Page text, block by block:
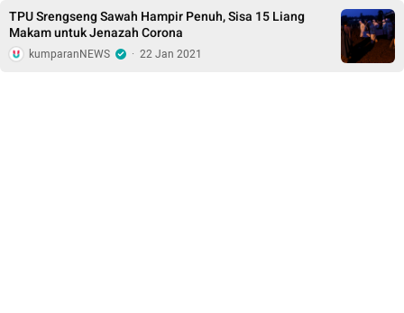
TPU Srengseng Sawah Hampir Penuh, Sisa 15 Liang
Makam untuk Jenazah Corona
kumparanNEWS · 22 Jan 2021